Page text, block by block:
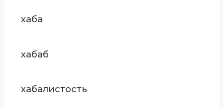
хаба
хабаб
хабалистость